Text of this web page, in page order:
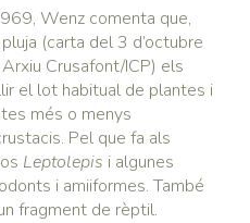
Wenz comenta que,
(carta del 3 d’octubre
Crusafont/ICP) els
el lot habitual de plantes i
més o menys
Pel que fa als
Leptolepis i algunes
i amiiformes. També
fragment de rèptil.